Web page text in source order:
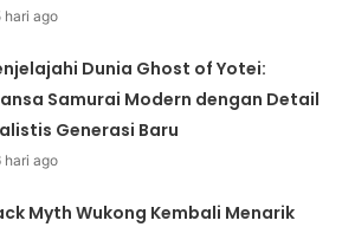
hari ago
Dunia Ghost of Yotei:
Samurai Modern dengan Detail
Generasi Baru
hari ago
Myth Wukong Kembali Menarik